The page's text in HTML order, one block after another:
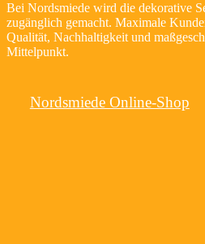
Bei Nordsmiede wird die dekorative
zugänglich gemacht. Maximale
Qualität, Nachhaltigkeit und
Mittelpunkt.
Nordsmiede Online-Shop